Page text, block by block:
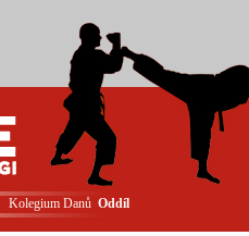
Login
Kolegium Danů Oddíl